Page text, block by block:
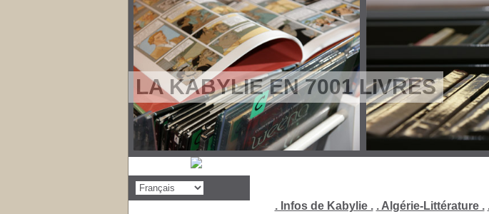
LA KABYLIE EN 7001 LIVRES
. Infos de Kabylie . . Algérie-Littérature .